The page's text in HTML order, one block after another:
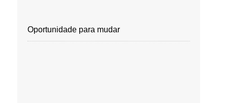
Oportunidade para mudar